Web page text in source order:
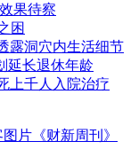
果待察
困
露洞穴内生活细节
延长退休年龄
上千人入院治疗
图片 《财新周刊》